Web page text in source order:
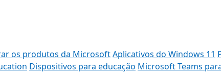
os produtos da MicrosoftAplicativos do Windows 11
Dispositivos para educação Microsoft Teams